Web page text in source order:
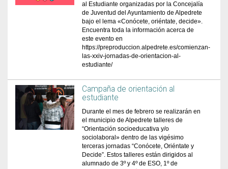
al Estudiante organizadas por la Concejalía
de Juventud del Ayuntamiento de Alpedrete
bajo el lema «Conócete, oriéntate, decide».
Encuentra toda la información acerca de
este evento en
https://preproduccion.alpedrete.es/comienzan-
las-xxiv-jornadas-de-orientacion-al-
estudiante/
Campaña de orientación al
estudiante
Durante el mes de febrero se realizarán en
el municipio de Alpedrete talleres de
“Orientación socioeducativa y/o
sociolaboral» dentro de las vigésimo
terceras jornadas “Conócete, Oriéntate y
Decide”. Estos talleres están dirigidos al
alumnado de 3º y 4º de ESO, 1º de